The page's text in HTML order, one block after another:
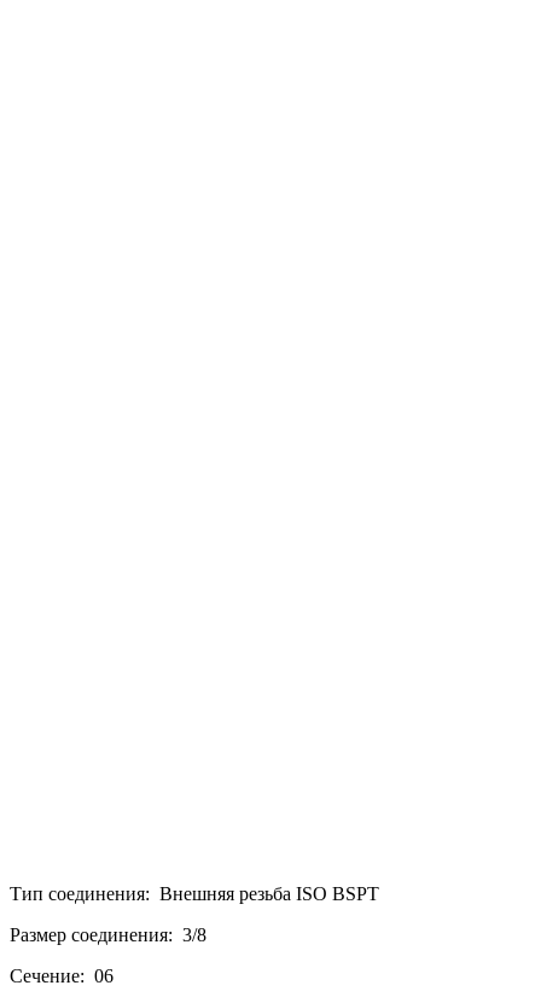
Тип соединения: Внешняя резьба ISO BSPT
Размер соединения: 3/8
Сечение: 06